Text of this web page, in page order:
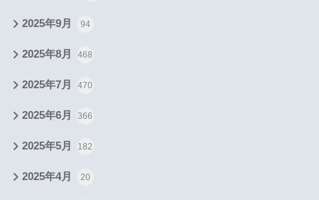
2025年9月 94
2025年8月 468
2025年7月 470
2025年6月 366
2025年5月 182
2025年4月 20